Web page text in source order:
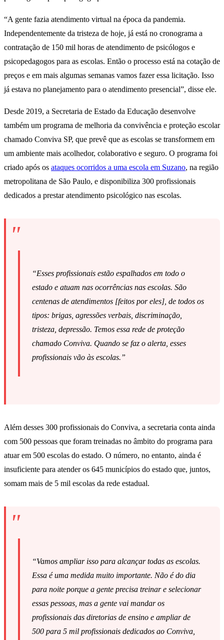
“A gente fazia atendimento virtual na época da pandemia.
Independentemente da tristeza de hoje, já está no cronograma a
contratação de 150 mil horas de atendimento de psicólogos e
psicopedagogos para as escolas. Então o processo está na cotação de
preços e em mais algumas semanas vamos fazer essa licitação. Isso
já estava no planejamento para o atendimento presencial”, disse ele.
Desde 2019, a Secretaria de Estado da Educação desenvolve
também um programa de melhoria da convivência e proteção escolar
chamado Conviva SP, que prevê que as escolas se transformem em
um ambiente mais acolhedor, colaborativo e seguro. O programa foi
criado após os ataques ocorridos a uma escola em Suzano, na região
metropolitana de São Paulo, e disponibiliza 300 profissionais
dedicados a prestar atendimento psicológico nas escolas.
“Esses profissionais estão espalhados em todo o
estado e atuam nas ocorrências nas escolas. São
centenas de atendimentos [feitos por eles], de todos os
tipos: brigas, agressões verbais, discriminação,
tristeza, depressão. Temos essa rede de proteção
chamado Conviva. Quando se faz o alerta, esses
profissionais vão às escolas.”
Além desses 300 profissionais do Conviva, a secretaria conta ainda
com 500 pessoas que foram treinadas no âmbito do programa para
atuar em 500 escolas do estado. O número, no entanto, ainda é
insuficiente para atender os 645 municípios do estado que, juntos,
somam mais de 5 mil escolas da rede estadual.
“Vamos ampliar isso para alcançar todas as escolas.
Essa é uma medida muito importante. Não é do dia
para noite porque a gente precisa treinar e selecionar
essas pessoas, mas a gente vai mandar os
profissionais das diretorias de ensino e ampliar de
500 para 5 mil profissionais dedicados ao Conviva,